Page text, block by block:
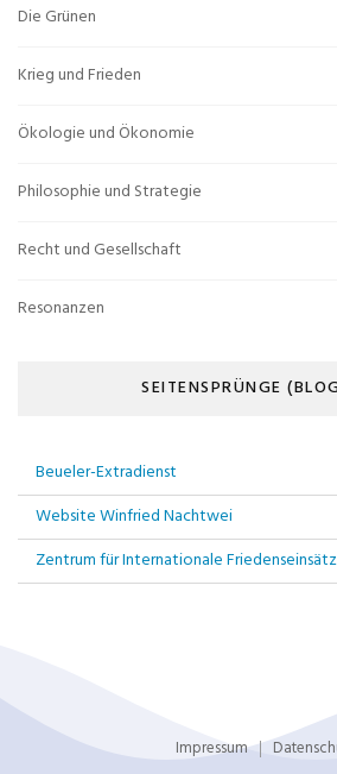
Die Grünen
Krieg und Frieden
Ökologie und Ökonomie
Philosophie und Strategie
Recht und Gesellschaft
Resonanzen
SEITENSPRÜNGE
Beueler-Extradienst
Website Winfried Nachtwei
Zentrum für Internationale
Impressum